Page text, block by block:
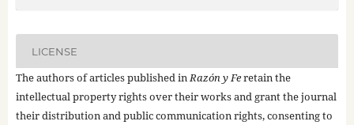
LICENSE
The authors of articles published inRazón y Feretain the
intellectual property rights over their works and grant the journal
their distribution and public communication rights, consenting to